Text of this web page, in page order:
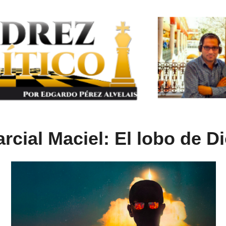
Maciel: El lobo de